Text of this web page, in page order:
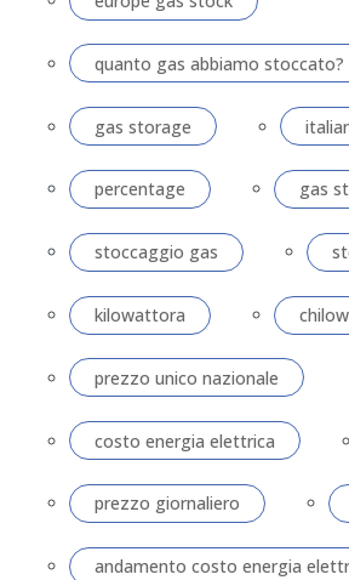
quanto gas abbiamo stoccato?
gas storage
percentage gas
stoccaggio gas
kilowattora
prezzo unico nazionale
costo energia elettrica
prezzo giornaliero
andamento costo energia